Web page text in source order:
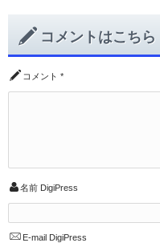
コメントはこちら
コメント *
名前 DigiPress
E-mail DigiPress